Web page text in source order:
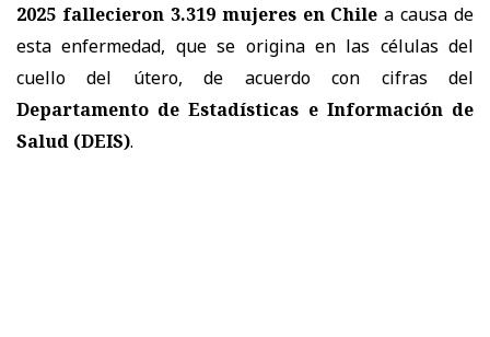
2025 fallecieron 3.319 mujeres en Chile a causa de
esta enfermedad, que se origina en las células del
cuello del útero, de acuerdo con cifras del
Departamento de Estadísticas e Información de
Salud (DEIS).